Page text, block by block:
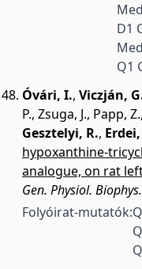
D1
Q1
Óvári, I., Viczján,
P., Zsuga, J., Papp, Z.,
Gesztelyi, R., Erdei,
hypoxanthine-
analogue, on rat
Gen. Physiol. Biophys.
Folyóirat-mutatók: